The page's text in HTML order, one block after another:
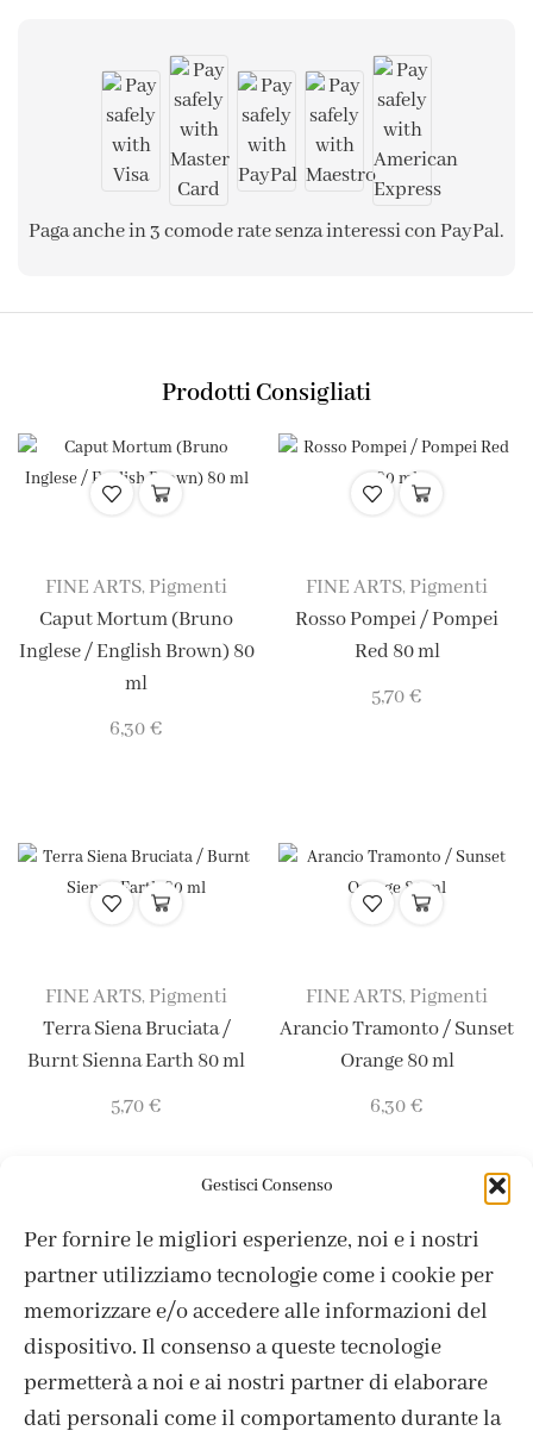
Gestisci Consenso
Per fornire le migliori esperienze, noi e i nostri
partner utilizziamo tecnologie come i cookie per
memorizzare e/o accedere alle informazioni del
dispositivo. Il consenso a queste tecnologie
permetterà a noi e ai nostri partner di elaborare
dati personali come il comportamento durante la
Paga anche in 3 comode rate senza interessi con PayPal.
Prodotti Consigliati
FINE ARTS, Pigmenti
Caput Mortum (Bruno
Inglese / English Brown) 80
ml
6,30€
FINE ARTS, Pigmenti
Rosso Pompei / Pompei
Red 80 ml
5,70€
FINE ARTS, Pigmenti
Terra Siena Bruciata /
Burnt Sienna Earth 80 ml
5,70€
FINE ARTS, Pigmenti
Arancio Tramonto / Sunset
Orange 80 ml
6,30€
ISCRIVITI ALLA NEWSLETTER